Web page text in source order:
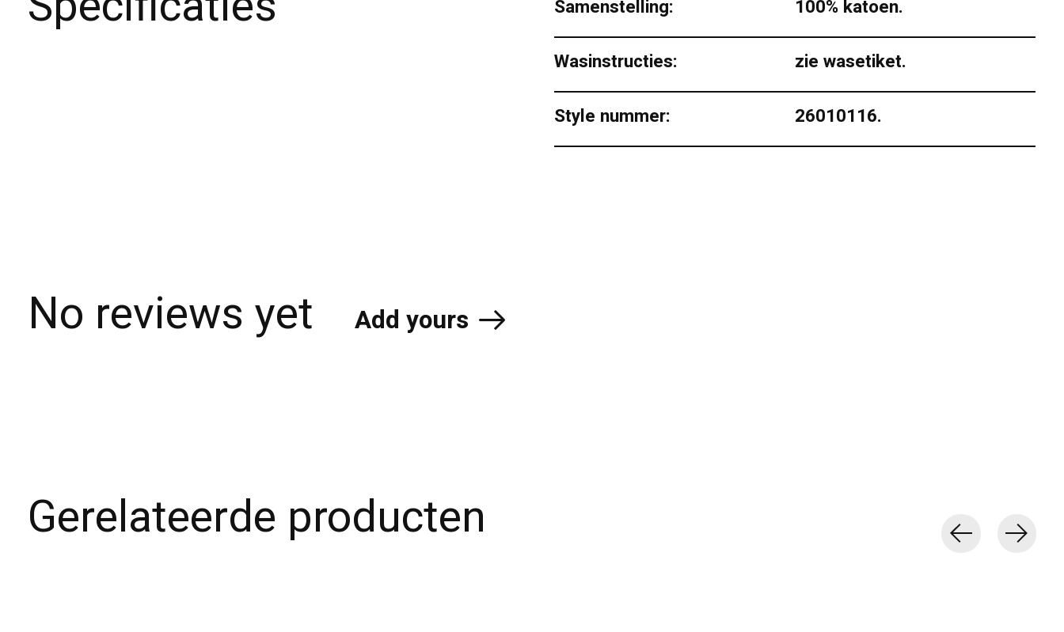
Samenstelling: 100% katoen.
Wasinstructies: zie wasetiket.
Style nummer: 26010116.
No reviews yet Add yours
Gerelateerde producten